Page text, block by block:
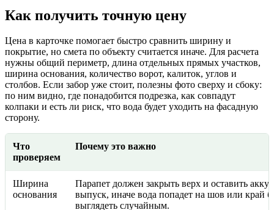
Как получить точную цену
Цена в карточке помогает быстро сравнить ширину и
покрытие, но смета по объекту считается иначе. Для расчета
нужны общий периметр, длина отдельных прямых участков,
ширина основания, количество ворот, калиток, углов и
столбов. Если забор уже стоит, полезны фото сверху и сбоку:
по ним видно, где понадобится подрезка, как совпадут
колпаки и есть ли риск, что вода будет уходить на фасадную
сторону.
Что
проверяем
Почему это важно
Ширина
основания
Парапет должен закрыть верх и оставить
выпуск, иначе вода попадет на шов или край
выглядеть случайным.